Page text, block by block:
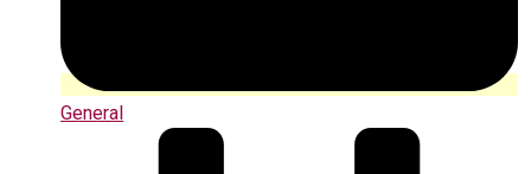
General